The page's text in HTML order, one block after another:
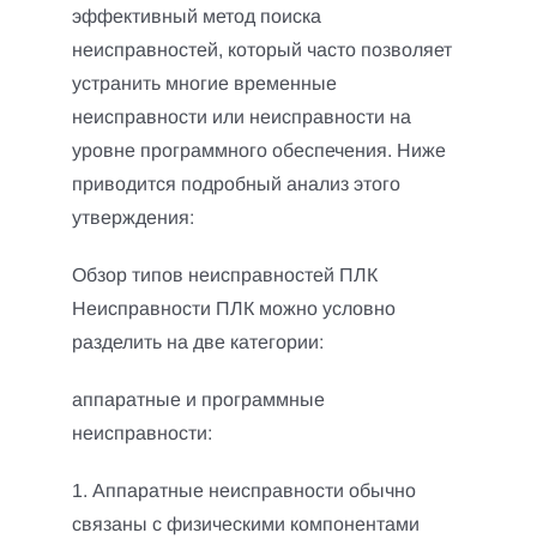
Russian
эффективный метод поиска
неисправностей, который часто позволяет
устранить многие временные
неисправности или неисправности на
уровне программного обеспечения. Ниже
приводится подробный анализ этого
утверждения:
Обзор типов неисправностей ПЛК
Неисправности ПЛК можно условно
разделить на две категории:
аппаратные и программные
неисправности:
1. Аппаратные неисправности обычно
связаны с физическими компонентами